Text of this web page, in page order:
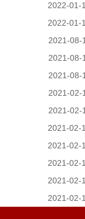
2022-01-
2022-01-
2021-08-
2021-08-
2021-08-
2021-02-
2021-02-
2021-02-
2021-02-
2021-02-
2021-02-
2021-02-